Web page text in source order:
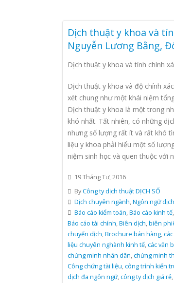
Dịch thuật y khoa và
Nguyễn Lương Bằng,
Dịch thuật y khoa và tính chính
Dịch thuật y khoa và độ chính
xét chung như một khái niệm
Dịch thuật y khoa là một trong
khó nhất. Tất nhiên, có những
nhưng số lượng rất ít và rất khó
liệu y khoa phải hiểu một số
niệm sinh học và quen thuộc với
19 Tháng Tư, 2016
ByCông ty dịch thuật DỊCH SỐ
Dịch chuyên ngành,Ngôn ngữ
Báo cáo kiểm toán,Báo cáo kinh tế,
Báo cáo tài chính,Biên dịch,biên
chuyển dịch,Brochure bán hàng,
liệu chuyên nghành kinh tế,các văn
chứng minh nhân dân,chứng minh
Công chứng tài liệu,công trình kiến
dịch đa ngôn ngữ,công ty dịch giá rẻ,